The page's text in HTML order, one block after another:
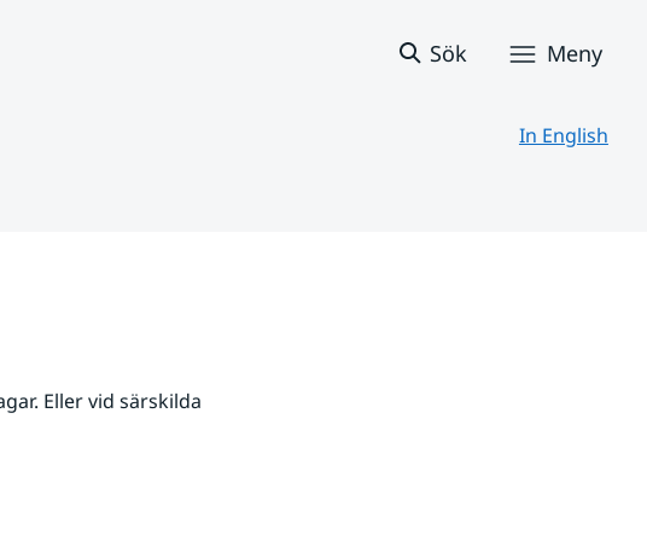
Sök Meny
In English
Eller vid särskilda